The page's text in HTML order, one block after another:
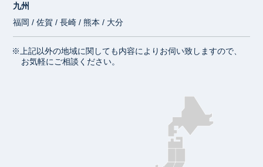
九州
福岡 / 佐賀 / 長崎 / 熊本 / 大分
※上記以外の地域に関しても内容によりお伺い致しますので、
お気軽にご相談ください。